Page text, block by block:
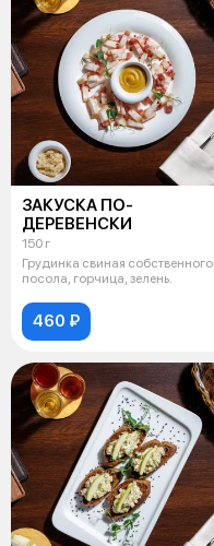
ЗАКУСКА ПО-
ДЕРЕВЕНСКИ
150 г
Грудинка свиная собственного
посола, горчица, зелень.
460 ₽